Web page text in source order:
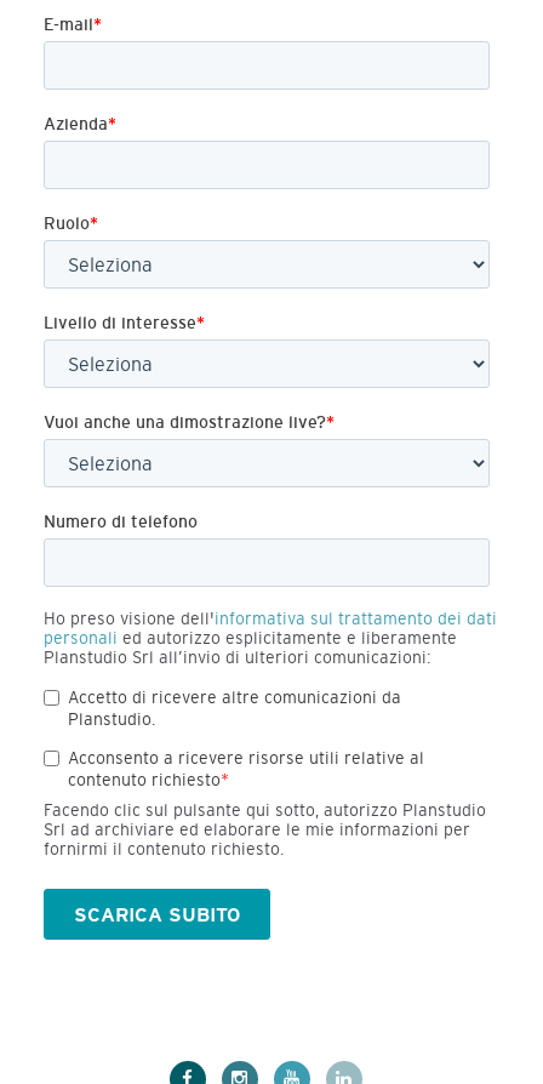
E-mail*
Azienda*
Ruolo*
Livello di interesse*
Vuoi anche una dimostrazione live?*
Numero di telefono
Ho preso visione dell'informativa sul trattamento dei dati
personali ed autorizzo esplicitamente e liberamente
Planstudio Srl all’invio di ulteriori comunicazioni:
Accetto di ricevere altre comunicazioni da
Planstudio.
Acconsento a ricevere risorse utili relative al
contenuto richiesto*
Facendo clic sul pulsante qui sotto, autorizzo Planstudio
Srl ad archiviare ed elaborare le mie informazioni per
fornirmi il contenuto richiesto.